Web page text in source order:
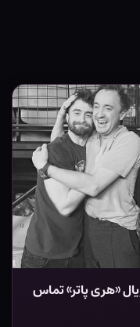
«هری پاتر» تماس